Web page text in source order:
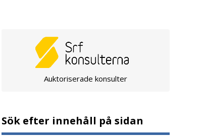
Auktoriserade konsulter
Sök efter innehåll på sidan